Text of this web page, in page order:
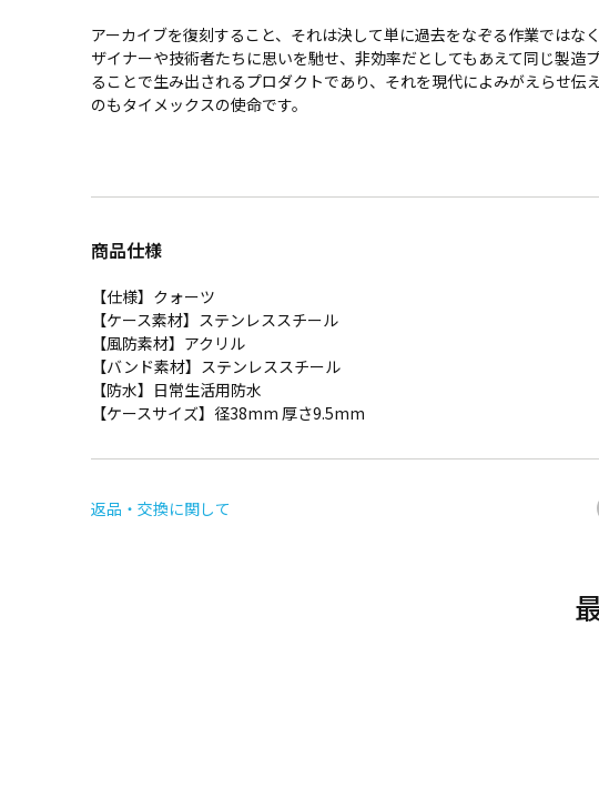
アーカイブを復刻すること、それは決して単に過去をなぞる作業ではな
ザイナーや技術者たちに思いを馳せ、非効率だとしてもあえて同じ製造
ることで生み出されるプロダクトであり、それを現代によみがえらせ伝
のもタイメックスの使命です。
商品仕様
【仕様】クォーツ
【ケース素材】ステンレススチール
【風防素材】アクリル
【バンド素材】ステンレススチール
【防水】日常生活用防水
【ケースサイズ】径38mm 厚さ9.5mm
返品・交換に関して